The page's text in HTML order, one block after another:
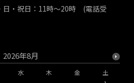
2026年8月
水 木 金
土
日・祝日：11時～20時 (電話受